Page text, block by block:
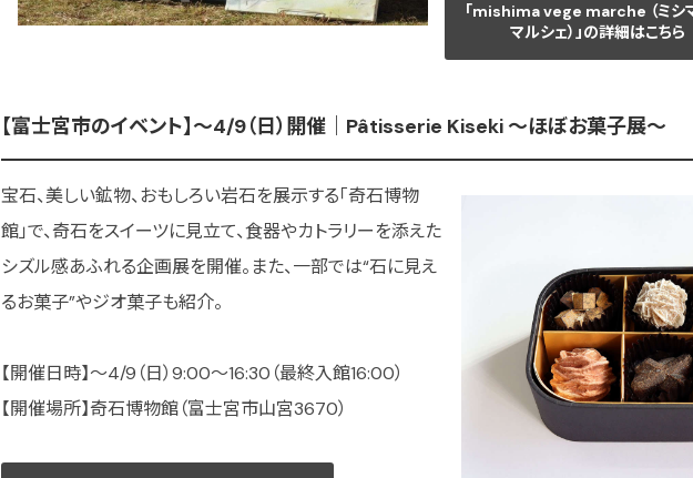
「mishima vege marche （ミシ
マルシェ）」の詳細はこちら
【富士宮市のイベント】〜4/9（日）開催｜Pâtisserie Kiseki ～ほぼお菓子展〜
宝石、美しい鉱物、おもしろい岩石を展示する「奇石博物
館」で、奇石をスイーツに見立て、食器やカトラリーを添えた
シズル感あふれる企画展を開催。また、一部では“石に見え
るお菓子”やジオ菓子も紹介。
【開催日時】〜4/9（日）9:00〜16:30（最終入館16:00）
【開催場所】奇石博物館（富士宮市山宮3670）